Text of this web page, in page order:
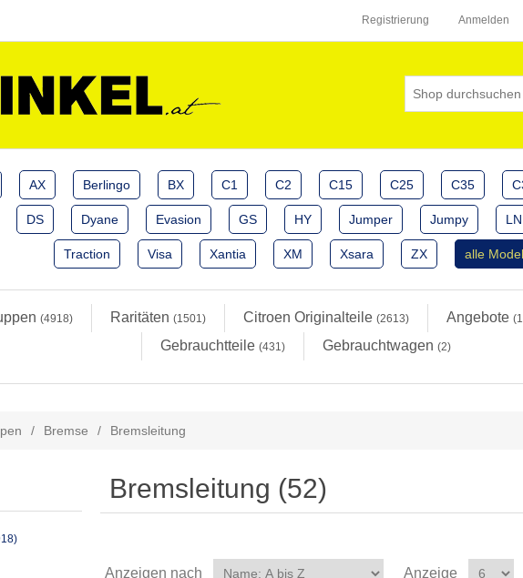
Registrierung Anmelden
AX Berlingo BX C1 C2 C15 C25 C35
DS Dyane Evasion GS HY Jumper Jumpy LN
Traction Visa Xantia XM Xsara ZX alle
(4918) Raritäten (1501) Citroen Originalteile (2613) Angebote
Gebrauchtteile (431) Gebrauchtwagen (2)
/ Bremse / Bremsleitung
Bremsleitung (52)
Anzeigen nach Anzeige